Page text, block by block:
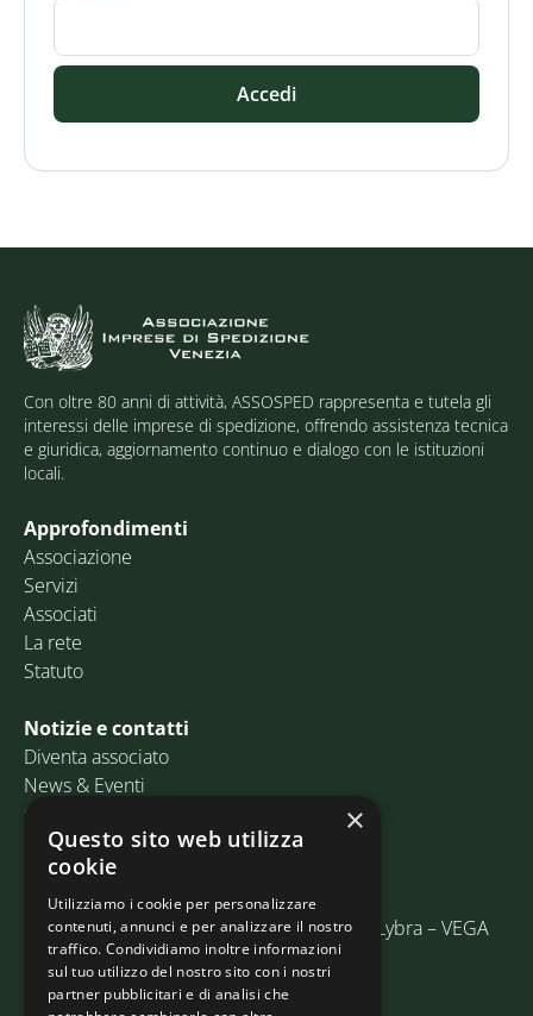
Accedi
Con oltre 80 anni di attività, ASSOSPED rappresenta e tutela gli
interessi delle imprese di spedizione, offrendo assistenza tecnica
e giuridica, aggiornamento continuo e dialogo con le istituzioni
locali.
Approfondimenti
Associazione
Servizi
Associati
La rete
Statuto
Notizie e contatti
Diventa associato
News & Eventi
Contatti
Email:info@assosped.it
PEC: assospedvenezia@pec.fedespedi.it
Indirizzo: Via delle Industrie, 19/C Edificio Lybra – VEGA
30175 Marghera (VE)
×
Questo sito web utilizza
cookie
Utilizziamo i cookie per personalizzare
contenuti, annunci e per analizzare il nostro
traffico. Condividiamo inoltre informazioni
sul tuo utilizzo del nostro sito con i nostri
partner pubblicitari e di analisi che